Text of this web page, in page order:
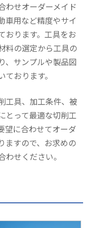
わせオーダーメイド
車用など精度やサイ
おります。工具をお
料の選定から工具の
、サンプルや製品図
おります。
工具、加工条件、被
とって最適な切削工
望に合わせてオーダ
ますので、お求めの
せください。